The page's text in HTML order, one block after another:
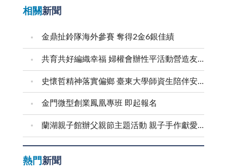
相關新聞
金鼎扯鈴隊海外參賽 奪得2金6銀佳績
共育共好編織幸福 婦權會辦性平活動營造友善家庭
史懷哲精神落實偏鄉 臺東大學師資生陪伴安瀾學子成長
金門微型創業鳳凰專班 即起報名
蘭湖親子館辦父親節主題活動 親子手作獻愛爸爸
熱門新聞